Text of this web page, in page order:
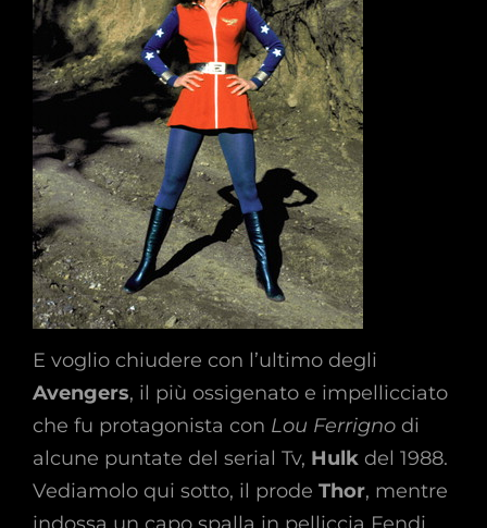
E voglio chiudere con l’ultimo degli
Avengers, il più ossigenato e impellicciato
che fu protagonista con Lou Ferrigno di
alcune puntate del serial Tv, Hulk del 1988.
Vediamolo qui sotto, il prode Thor, mentre
indossa un capo spalla in pelliccia Fendi,